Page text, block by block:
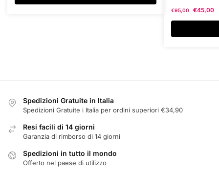
€95,00 €45,00
più
Le
pagina
Spedizioni Gratuite in Italia
Spedizioni Gratuite i Italia per ordini superiori €34,90
Resi facili di 14 giorni
Garanzia di rimborso di 14 giorni
Spedizioni in tutto il mondo
Offerto nel paese di utilizzo